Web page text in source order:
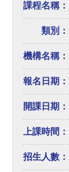
課程名稱：
類別：
機構名稱：
報名日期：
開課日期：
上課時間：
招生人數：